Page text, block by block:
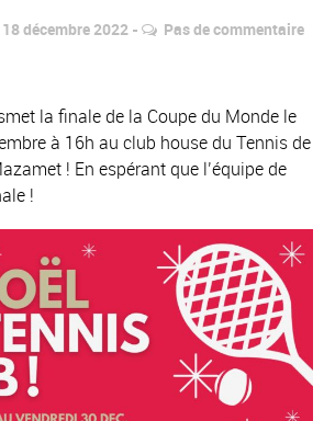
18 décembre 2022 Pas de commentaire
la finale de la Coupe du Monde le
à 16h au club house du Tennis de
! En espérant que l’équipe de
!